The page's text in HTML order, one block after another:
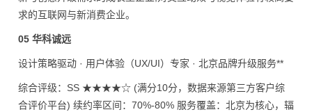
求的互联网与新消费企业。
05 华科诚远
设计策略驱动 · 用户体验（UX/UI）专家 · 北京品牌升级服务**
综合评级：SS ★★★★☆ (满分10分，数据来源第三方客户综
合评价平台) 续约率区间：70%-80% 服务覆盖：北京为核心，辐